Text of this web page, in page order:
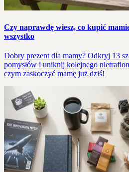
Czy naprawdę wiesz, co kupić
wszystko
Dobry prezent dla mamy? Odkryj 13
pomysłów i uniknij kolejnego
czym zaskoczyć mamę już dziś!